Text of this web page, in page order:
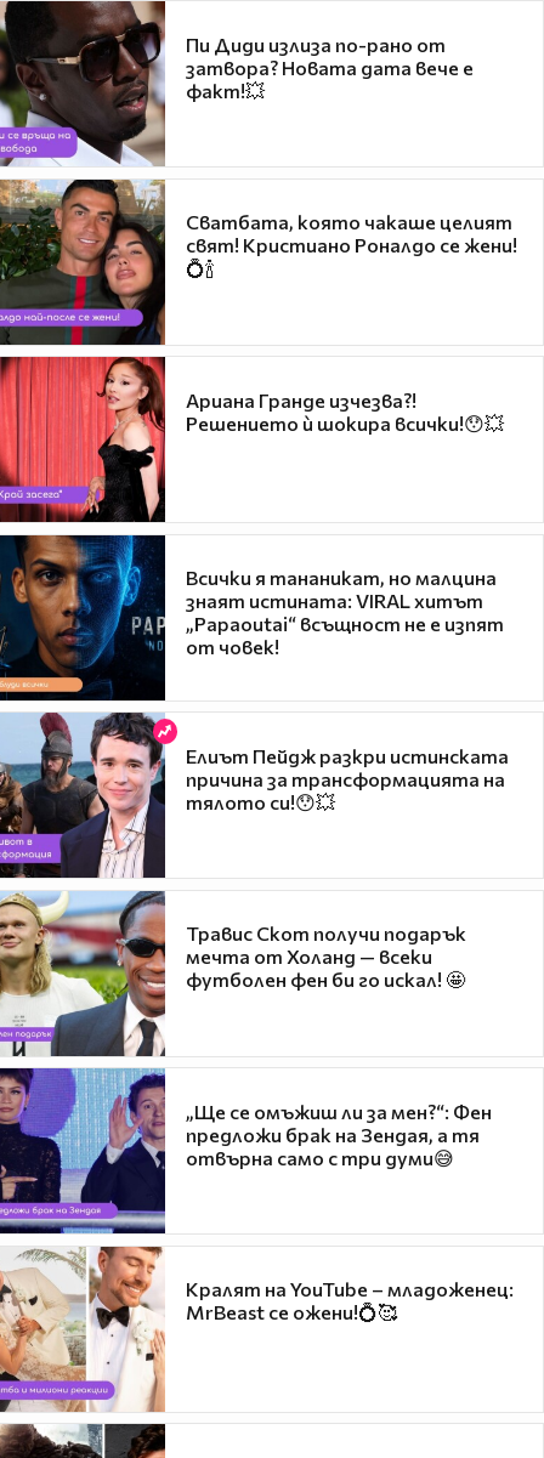
Пи Диди излиза по-рано от
затвора? Новата дата вече е
факт!💥
Сватбата, която чакаше целият
свят! Кристиано Роналдо се жени!
💍🍾
Ариана Гранде изчезва?!
Решението ѝ шокира всички!😯💥
Всички я тананикат, но малцина
знаят истината: VIRAL хитът
„Papaoutai“ всъщност не е изпят
от човек!
Елиът Пейдж разкри истинската
причина за трансформацията на
тялото си!😯💥
Травис Скот получи подарък
мечта от Холанд — всеки
футболен фен би го искал! 🤩
„Ще се омъжиш ли за мен?“: Фен
предложи брак на Зендая, а тя
отвърна само с три думи😅
Кралят на YouTube – младоженец:
MrBeast се ожени!💍🥰